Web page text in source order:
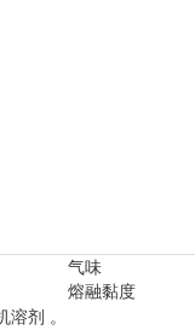
气味
熔融黏度
剂 。